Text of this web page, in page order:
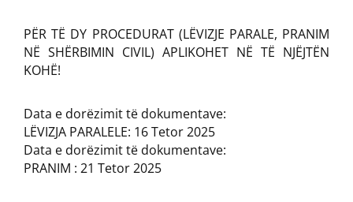
PËR TË DY PROCEDURAT (LËVIZJE PARALE, PRANIM
NË SHËRBIMIN CIVIL) APLIKOHET NË TË NJËJTËN
KOHË!
Data e dorëzimit të dokumentave:
LËVIZJA PARALELE: 16 Tetor 2025
Data e dorëzimit të dokumentave:
PRANIM : 21 Tetor 2025